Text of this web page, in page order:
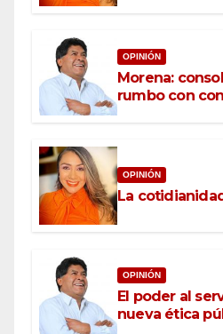
OPINIÓN
Morena:
rumbo con
OPINIÓN
La
OPINIÓN
El poder al
nueva ética